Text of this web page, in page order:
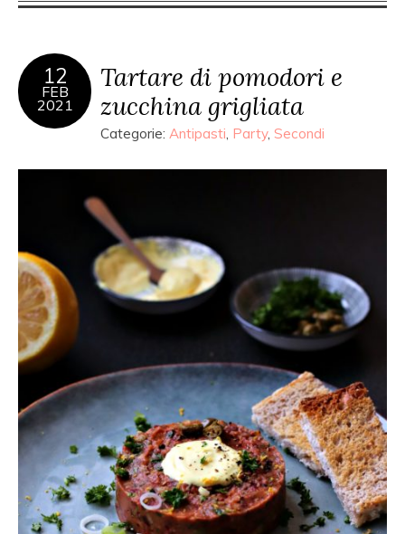
12
FEB
2021
Tartare di pomodori e
zucchina grigliata
Categorie: Antipasti Party, Secondi